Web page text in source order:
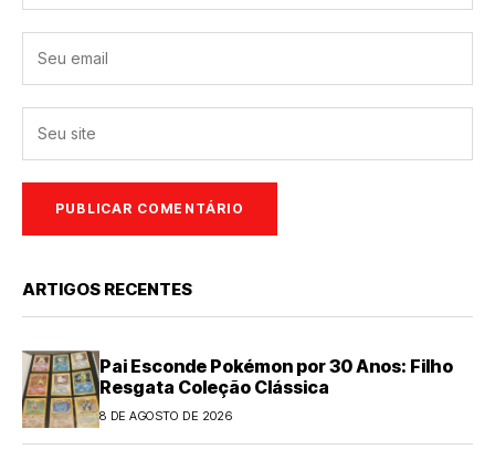
ARTIGOS RECENTES
Pai Esconde Pokémon por 30 Anos: Filho
Resgata Coleção Clássica
8 DE AGOSTO DE 2026